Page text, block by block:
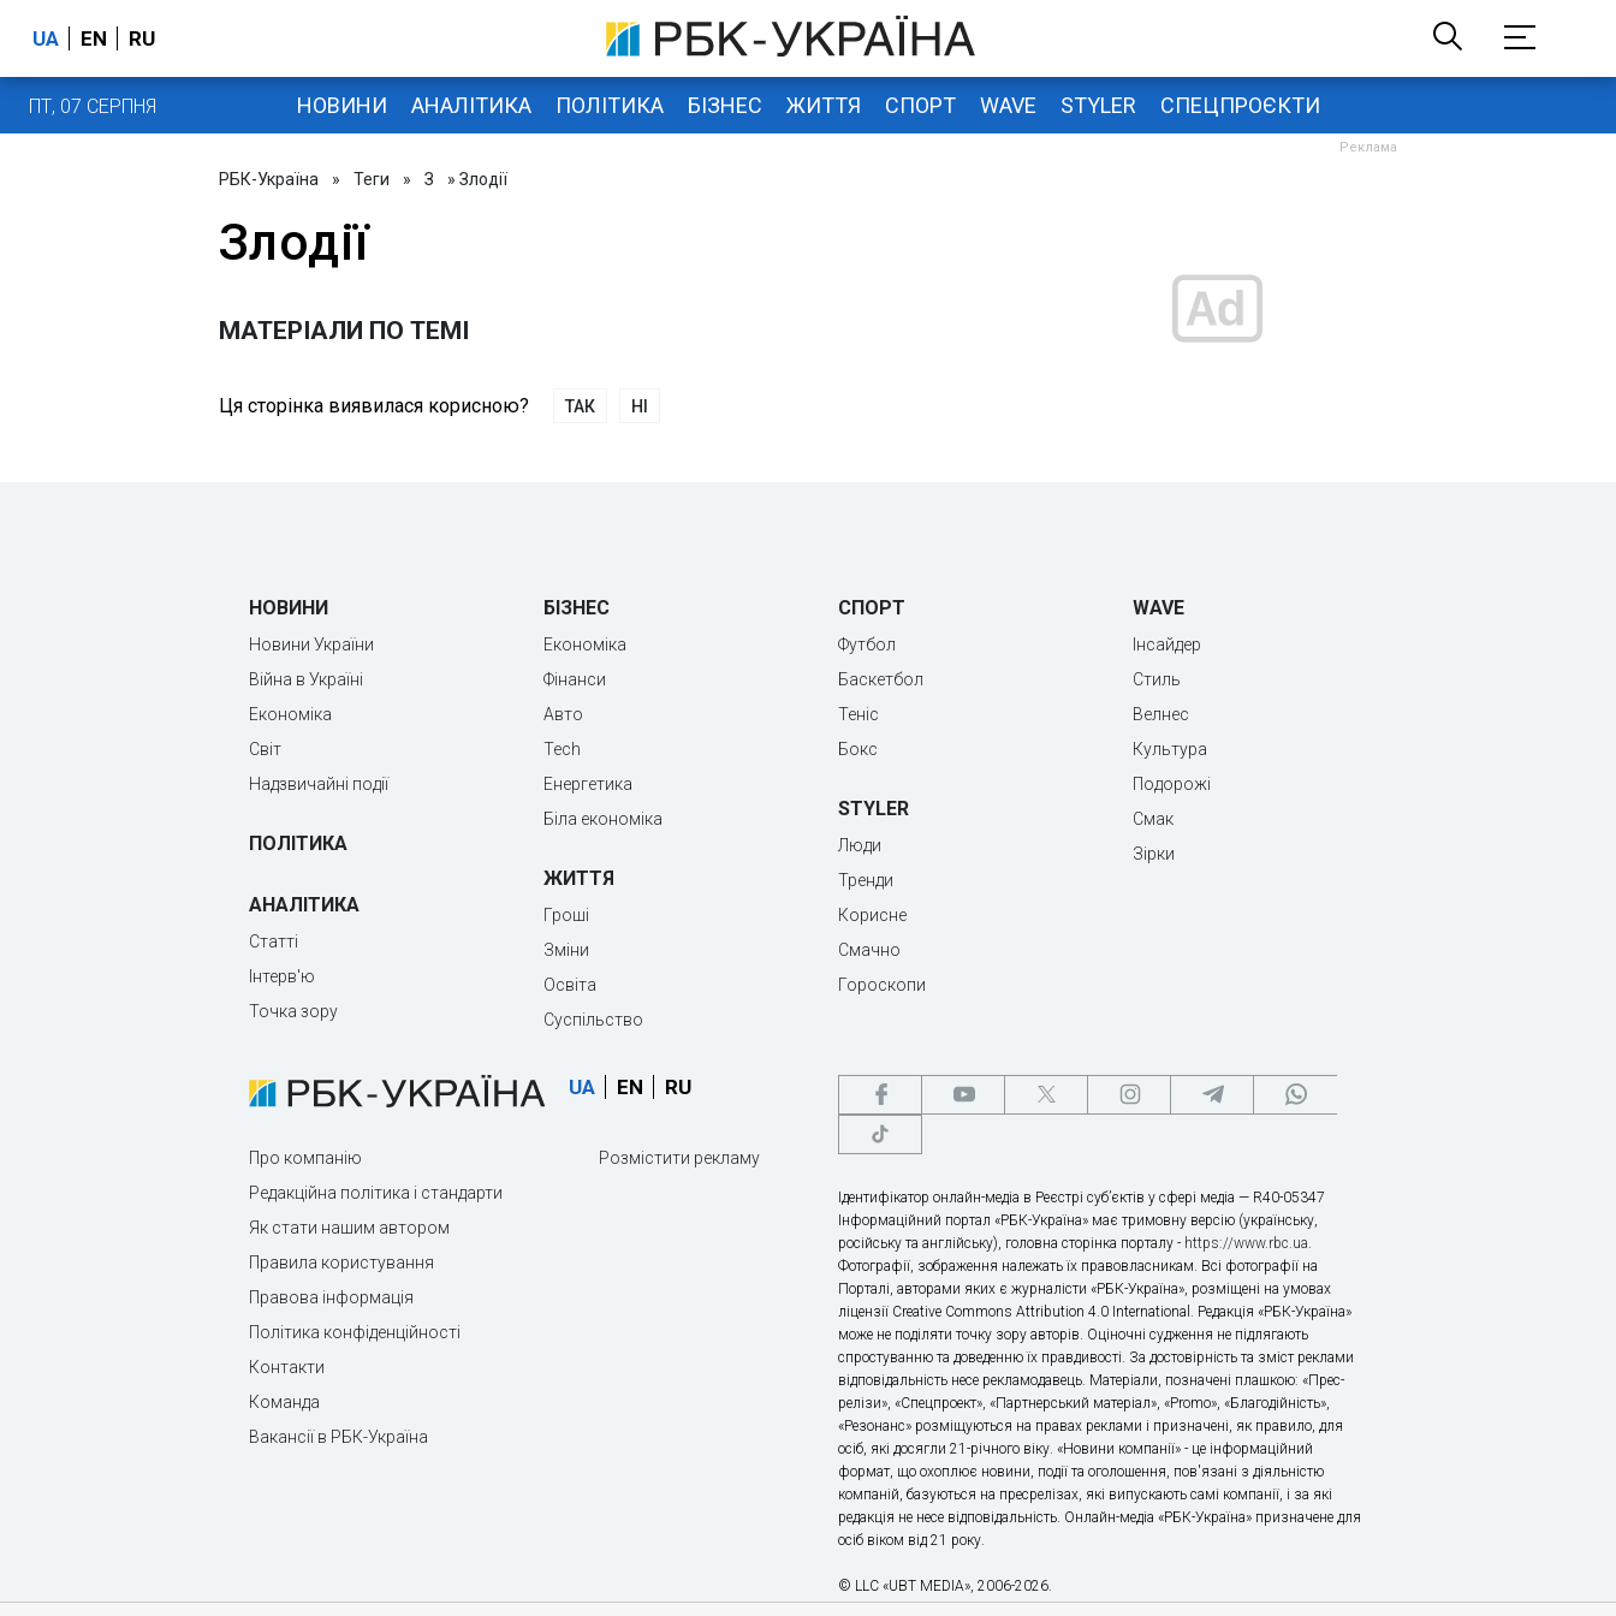
UA EN RU
ПТ, 07 СЕРПНЯ НОВИНИ АНАЛІТИКА ПОЛІТИКА БІЗНЕС ЖИТТЯ СПОРТ WAVE STYLER СПЕЦПРОЄКТИ
РБК-Україна » Теги » З » Злодії
Злодії
МАТЕРІАЛИ ПО ТЕМІ
Ця сторінка виявилася корисною? ТАК НІ
НОВИНИ
Новини України
Війна в Україні
Економіка
Світ
Надзвичайні події
ПОЛІТИКА
АНАЛІТИКА
Статті
Інтерв'ю
Точка зору
БІЗНЕС
Економіка
Фінанси
Авто
Tech
Енергетика
Біла економіка
ЖИТТЯ
Гроші
Зміни
Освіта
Суспільство
СПОРТ
Футбол
Баскетбол
Теніс
Бокс
STYLER
Люди
Тренди
Корисне
Смачно
Гороскопи
WAVE
Інсайдер
Стиль
Велнес
Культура
Подорожі
Смак
Зірки
UA EN RU
Про компанію
Редакційна політика і стандарти
Як стати нашим автором
Правила користування
Правова інформація
Політика конфіденційності
Контакти
Команда
Вакансії в РБК-Україна
Розмістити рекламу
Ідентифікатор онлайн-медіа в Реєстрі суб’єктів у сфері медіа — R40-05347
Інформаційний портал «РБК-Україна» має тримовну версію (українську,
російську та англійську), головна сторінка порталу - https://www.rbc.ua.
Фотографії, зображення належать їх правовласникам. Всі фотографії на
Порталі, авторами яких є журналісти «РБК-Україна», розміщені на умовах
ліцензії Creative Commons Attribution 4.0 International. Редакція «РБК-Україна»
може не поділяти точку зору авторів. Оціночні судження не підлягають
спростуванню та доведенню їх правдивості. За достовірність та зміст реклами
відповідальність несе рекламодавець. Матеріали, позначені плашкою: «Прес-
релізи», «Спецпроект», «Партнерський матеріал», «Promo», «Благодійність»,
«Резонанс» розміщуються на правах реклами і призначені, як правило, для
осіб, які досягли 21-річного віку. «Новини компанії» - це інформаційний
формат, що охоплює новини, події та оголошення, пов'язані з діяльністю
компаній, базуються на пресрелізах, які випускають самі компанії, і за які
редакція не несе відповідальність. Онлайн-медіа «РБК-Україна» призначене для
осіб віком від 21 року.
© LLC «UBT MEDIA», 2006-2026.